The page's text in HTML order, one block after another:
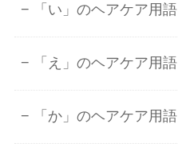
「い」のヘアケア用語
「え」のヘアケア用語
「か」のヘアケア用語